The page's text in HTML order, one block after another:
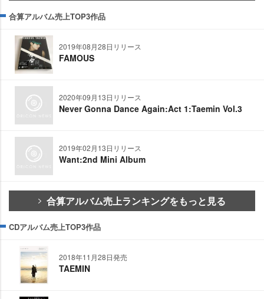
合算アルバム売上TOP3作品
2019年08月28日リリース
FAMOUS
2020年09月13日リリース
Never Gonna Dance Again:Act 1:Taemin Vol.3
2019年02月13日リリース
Want:2nd Mini Album
合算アルバム売上ランキングをもっと見る
CDアルバム売上TOP3作品
2018年11月28日発売
TAEMIN